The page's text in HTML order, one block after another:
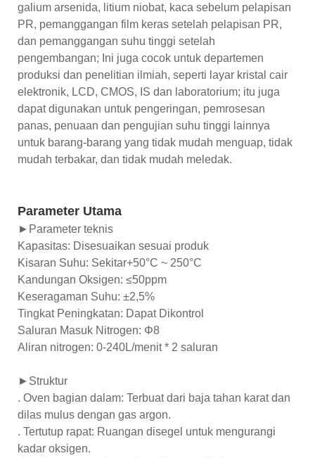
galium arsenida, litium niobat, kaca sebelum pelapisan
PR, pemanggangan film keras setelah pelapisan PR,
dan pemanggangan suhu tinggi setelah
pengembangan; Ini juga cocok untuk departemen
produksi dan penelitian ilmiah, seperti layar kristal cair
elektronik, LCD, CMOS, IS dan laboratorium; itu juga
dapat digunakan untuk pengeringan, pemrosesan
panas, penuaan dan pengujian suhu tinggi lainnya
untuk barang-barang yang tidak mudah menguap, tidak
mudah terbakar, dan tidak mudah meledak.
Parameter Utama
►Parameter teknis
Kapasitas: Disesuaikan sesuai produk
Kisaran Suhu: Sekitar+50°C ~ 250°C
Kandungan Oksigen: ≤50ppm
Keseragaman Suhu: ±2,5%
Tingkat Peningkatan: Dapat Dikontrol
Saluran Masuk Nitrogen: Φ8
Aliran nitrogen: 0-240L/menit * 2 saluran
►Struktur
. Oven bagian dalam: Terbuat dari baja tahan karat dan
dilas mulus dengan gas argon.
. Tertutup rapat: Ruangan disegel untuk mengurangi
kadar oksigen.